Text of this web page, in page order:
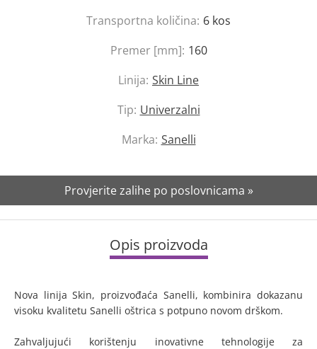
Transportna količina: 6 kos
Premer [mm]: 160
Linija: Skin Line
Tip: Univerzalni
Marka: Sanelli
Provjerite zalihe po poslovnicama »
Opis proizvoda
Nova linija Skin, proizvođaća Sanelli, kombinira dokazanu
visoku kvalitetu Sanelli oštrica s potpuno novom drškom.
Zahvaljujući korištenju inovativne tehnologije za